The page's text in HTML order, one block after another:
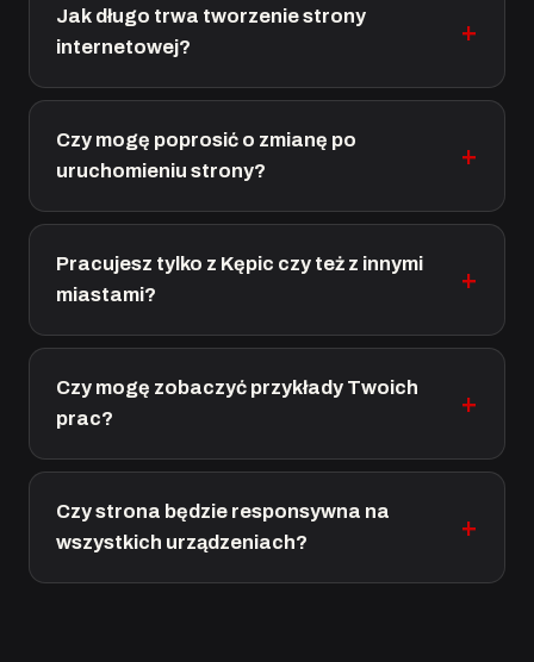
Jak długo trwa tworzenie strony
internetowej?
Czy mogę poprosić o zmianę po
uruchomieniu strony?
Pracujesz tylko z Kępic czy też z innymi
miastami?
Czy mogę zobaczyć przykłady Twoich
prac?
Czy strona będzie responsywna na
wszystkich urządzeniach?